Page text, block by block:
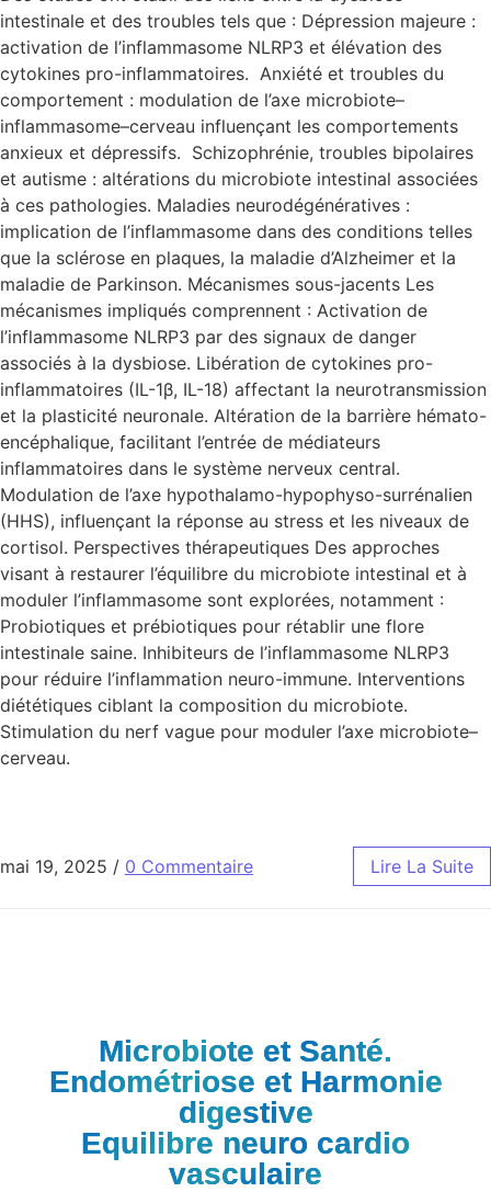
intestinale et des troubles tels que : Dépression majeure :
activation de l’inflammasome NLRP3 et élévation des
cytokines pro-inflammatoires. Anxiété et troubles du
comportement : modulation de l’axe microbiote–
inflammasome–cerveau influençant les comportements
anxieux et dépressifs. Schizophrénie, troubles bipolaires
et autisme : altérations du microbiote intestinal associées
à ces pathologies. Maladies neurodégénératives :
implication de l’inflammasome dans des conditions telles
que la sclérose en plaques, la maladie d’Alzheimer et la
maladie de Parkinson. Mécanismes sous-jacents Les
mécanismes impliqués comprennent : Activation de
l’inflammasome NLRP3 par des signaux de danger
associés à la dysbiose. Libération de cytokines pro-
inflammatoires (IL-1β, IL-18) affectant la neurotransmission
et la plasticité neuronale. Altération de la barrière hémato-
encéphalique, facilitant l’entrée de médiateurs
inflammatoires dans le système nerveux central.
Modulation de l’axe hypothalamo-hypophyso-surrénalien
(HHS), influençant la réponse au stress et les niveaux de
cortisol. Perspectives thérapeutiques Des approches
visant à restaurer l’équilibre du microbiote intestinal et à
moduler l’inflammasome sont explorées, notamment :
Probiotiques et prébiotiques pour rétablir une flore
intestinale saine. Inhibiteurs de l’inflammasome NLRP3
pour réduire l’inflammation neuro-immune. Interventions
diététiques ciblant la composition du microbiote.
Stimulation du nerf vague pour moduler l’axe microbiote–
cerveau.
mai 19, 2025 / 0 Commentaire Lire La Suite
Microbiote et Santé.
Endométriose et Harmonie
digestive
Equilibre neuro cardio
vasculaire